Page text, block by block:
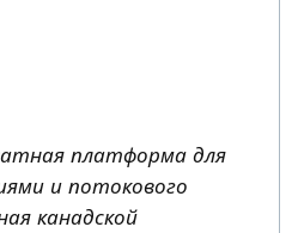
платформа для
и потокового
канадской